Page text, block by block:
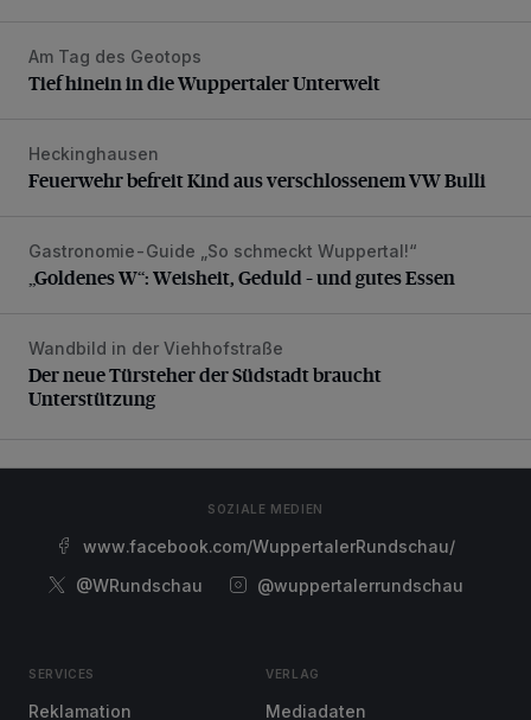
Tief hinein in die Wuppertaler Unterwelt
Am Tag des Geotops
Tief hinein in die Wuppertaler Unterwelt
Feuerwehr befreit Kind aus verschlossenem VW Bulli
Heckinghausen
Feuerwehr befreit Kind aus verschlossenem VW Bulli
„Goldenes W“: Weisheit, Geduld – und gutes Essen
Gastronomie-Guide „So schmeckt Wuppertal!“
„Goldenes W“: Weisheit, Geduld – und gutes Essen
Der neue Türsteher der Südstadt braucht Unterstützung
Wandbild in der Viehhofstraße
Der neue Türsteher der Südstadt braucht
Unterstützung
SOZIALE MEDIEN
www.facebook.com/WuppertalerRundschau/
@WRundschau
@wuppertalerrundschau
SERVICES
Reklamation
VERLAG
Mediadaten